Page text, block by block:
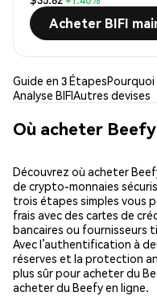
Acheter BIFI
Guide en 3 ÉtapesPourquoi
Analyse BIFIAutres devises
Où acheter
Découvrez où acheter
de crypto-monnaies
trois étapes simples vous
frais avec des cartes de
bancaires ou fournisseurs
Avec l’authentification à
réserves et la protection
plus sûr pour acheter du
acheter du Beefy en ligne.